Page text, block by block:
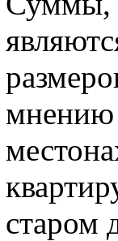
мнению
старом